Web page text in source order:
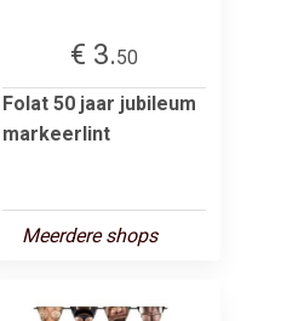
€ 3.50
Folat 50 jaar jubileum
markeerlint
Meerdere shops